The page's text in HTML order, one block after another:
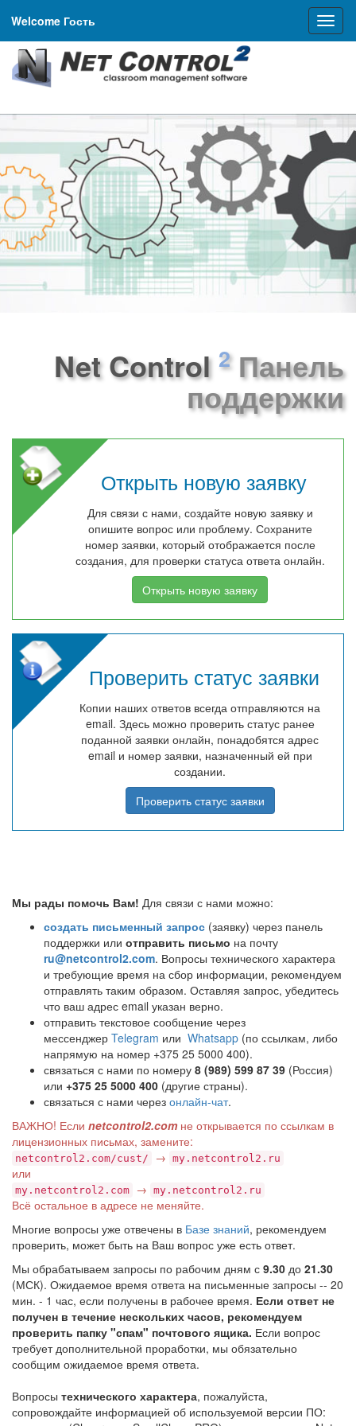
Welcome Гость
Net Control 2 Панель
поддержки
Открыть новую заявку
Для связи с нами, создайте новую заявку и
опишите вопрос или проблему. Сохраните
номер заявки, который отображается после
создания, для проверки статуса ответа онлайн.
Открыть новую заявку
Проверить статус заявки
Копии наших ответов всегда отправляются на
email. Здесь можно проверить статус ранее
поданной заявки онлайн, понадобятся адрес
email и номер заявки, назначенный ей при
создании.
Проверить статус заявки
Мы рады помочь Вам! Для связи с нами можно:
создать письменный запрос (заявку) через панель
поддержки или отправить письмо на почту
ru@netcontrol2.com. Вопросы технического характера
и требующие время на сбор информации, рекомендуем
отправлять таким образом. Оставляя запрос, убедитесь
что ваш адрес email указан верно.
отправить текстовое сообщение через
мессенджер Telegram или Whatsapp (по ссылкам, либо
напрямую на номер +375 25 5000 400).
связаться с нами по номеру 8 (989) 599 87 39 (Россия)
или +375 25 5000 400 (другие страны).
связаться с нами через онлайн-чат.
ВАЖНО! Если netcontrol2.com не открывается по ссылкам в
лицензионных письмах, замените:
netcontrol2.com/cust/ → my.netcontrol2.ru
или
my.netcontrol2.com → my.netcontrol2.ru
Всё остальное в адресе не меняйте.
Многие вопросы уже отвечены в Базе знаний, рекомендуем
проверить, может быть на Ваш вопрос уже есть ответ.
Мы обрабатываем запросы по рабочим дням с 9.30 до 21.30
(МСК). Ожидаемое время ответа на письменные запросы -- 20
мин. - 1 час, если получены в рабочее время. Если ответ не
получен в течение нескольких часов, рекомендуем
проверить папку "спам" почтового ящика. Если вопрос
требует дополнительной проработки, мы обязательно
сообщим ожидаемое время ответа.
Вопросы технического характера, пожалуйста,
сопровождайте информацией об используемой версии ПО: